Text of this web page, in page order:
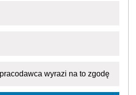
wyrazi na to zgodę